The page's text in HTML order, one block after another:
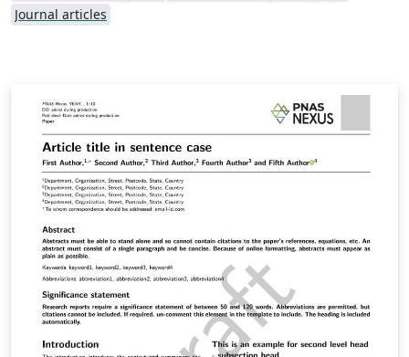
Journal articles